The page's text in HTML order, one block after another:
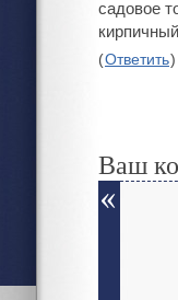
садовое
(Ответить)
Ваш